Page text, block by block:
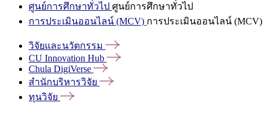
ศูนย์การศึกษาทั่วไป ศูนย์การศึกษาทั่วไป
การประเมินออนไลน์ (MCV) การประเมินออนไลน์ (MCV)
วิจัยและนวัตกรรม
CU Innovation Hub
Chula DigiVerse
สำนักบริหารวิจัย
ทุนวิจัย